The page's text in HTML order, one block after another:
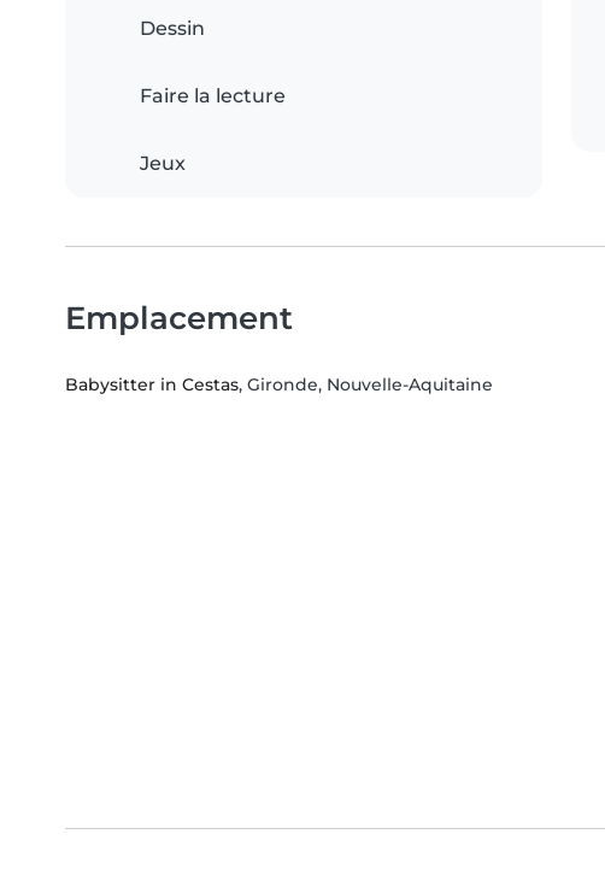
Dessin
Faire la lecture
Jeux
Emplacement
Babysitter in Cestas, Gironde, Nouvelle-Aquitaine